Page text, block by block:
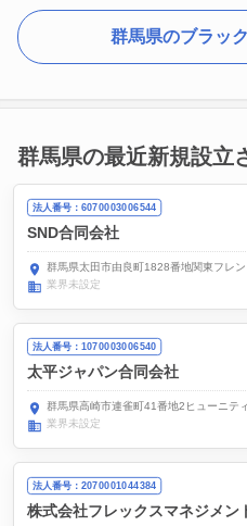
群馬県のブラッ
群馬県の最近新規設立
法人番号：6070003006544
SND合同会社
群馬県太田市由良町1828番地関東フレ
業界未設定
法人番号：1070003006540
太平ジャパン合同会社
群馬県高崎市連雀町41番地2ヒューニテ
業界未設定
法人番号：2070001044384
株式会社フレックスマネジメン